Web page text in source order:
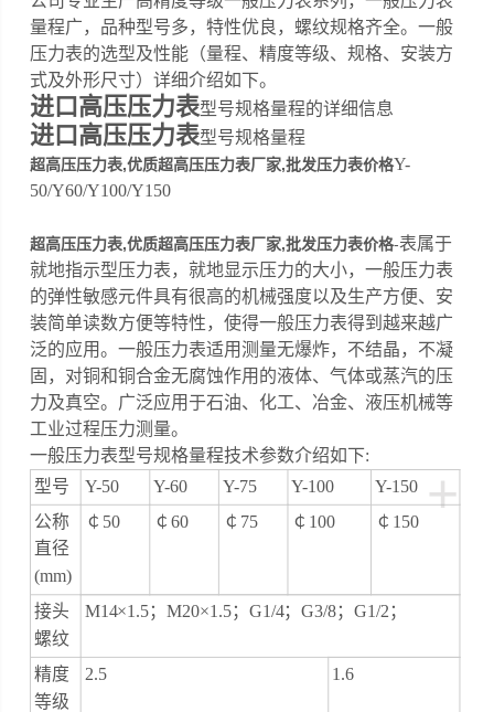
量程广，品种型号多，特性优良，螺纹规格齐全。一般
压力表的选型及性能（量程、精度等级、规格、安装方
式及外形尺寸）详细介绍如下。
进口高压压力表型号规格量程的详细信息
进口高压压力表型号规格量程
超高压压力表,优质超高压压力表厂家,批发压力表价格Y-
50/Y60/Y100/Y150
超高压压力表,优质超高压压力表厂家,批发压力表价格-表属于
就地指示型压力表，就地显示压力的大小，一般压力表
的弹性敏感元件具有很高的机械强度以及生产方便、安
装简单读数方便等特性，使得一般压力表得到越来越广
泛的应用。一般压力表适用测量无爆炸，不结晶，不凝
固，对铜和铜合金无腐蚀作用的液体、气体或蒸汽的压
力及真空。广泛应用于石油、化工、冶金、液压机械等
工业过程压力测量。
一般压力表型号规格量程技术参数介绍如下:
+
型号 Y-50 Y-60 Y-75 Y-100 Y-150
公称
直径
(mm)
￠50 ￠60 ￠75 ￠100 ￠150
接头
螺纹
M14×1.5；M20×1.5；G1/4；G3/8；G1/2；
精度
等级
2.5 1.6